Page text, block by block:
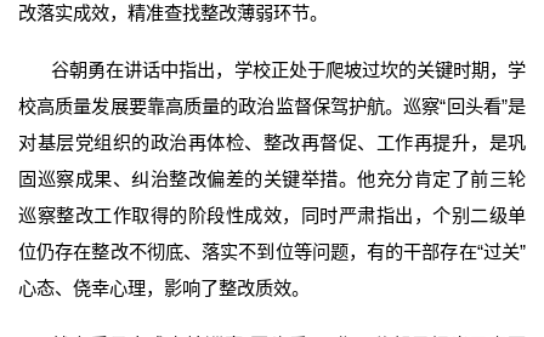
改落实成效，精准查找整改薄弱环节。
谷朝勇在讲话中指出，学校正处于爬坡过坎的关键时期，学
校高质量发展要靠高质量的政治监督保驾护航。巡察“回头看”是
对基层党组织的政治再体检、整改再督促、工作再提升，是巩
固巡察成果、纠治整改偏差的关键举措。他充分肯定了前三轮
巡察整改工作取得的阶段性成效，同时严肃指出，个别二级单
位仍存在整改不彻底、落实不到位等问题，有的干部存在“过关”
心态、侥幸心理，影响了整改质效。